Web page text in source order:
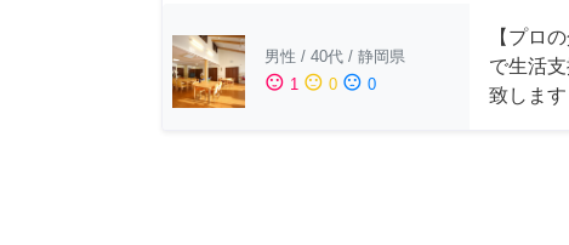
男性 / 40代 / 静岡県
sentiment_satisfied 1 sentiment_neutral 0 sentiment_dissatisfied 0
【プロ
で生活
致します